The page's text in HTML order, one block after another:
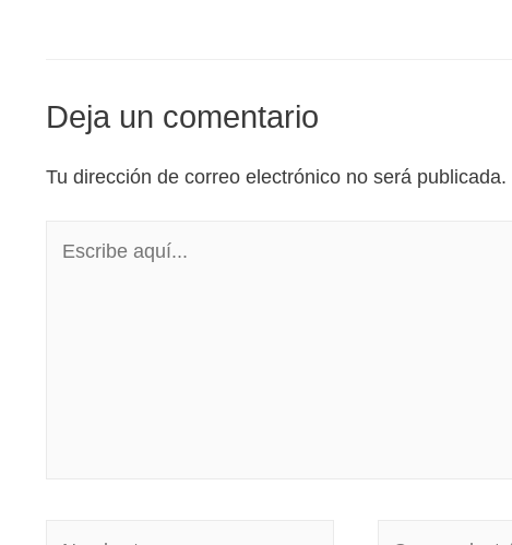
Deja un comentario
Tu dirección de correo electrónico no será publicada.